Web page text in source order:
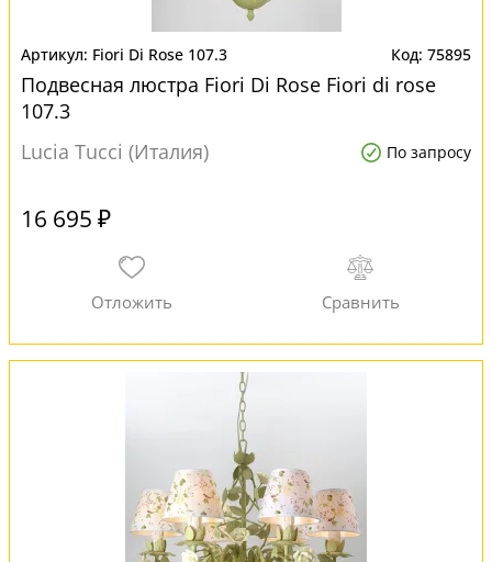
Fiori Di Rose 107.3 75895
Подвесная люстра Fiori Di Rose Fiori di rose
107.3
Lucia Tucci (Италия)
По запросу
16 695 ₽